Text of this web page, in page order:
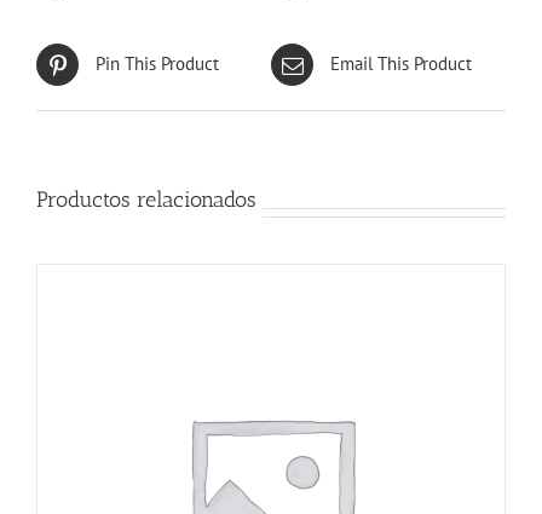
Pin This Product Email This Product
Productos relacionados